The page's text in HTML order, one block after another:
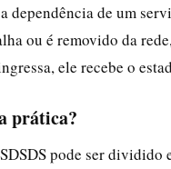
dependência de um
ou é removido da
ele recebe o
prática?
pode ser dividido